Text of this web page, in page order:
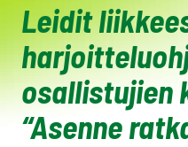
Leidit
osallistujien
“Asenne